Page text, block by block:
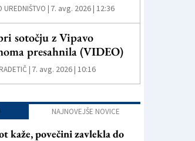
UREDNIŠTVO | 7. avg. 2026 | 12:36
sotočju z Vipavo
presahnila (VIDEO)
| 7. avg. 2026 | 10:16
NAJNOVEJŠE NOVICE
kaže, povečini zavlekla do